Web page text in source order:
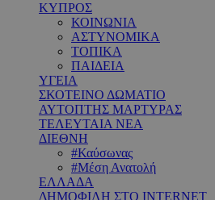
ΚΥΠΡΟΣ
ΚΟΙΝΩΝΙΑ
ΑΣΤΥΝΟΜΙΚΑ
ΤΟΠΙΚΑ
ΠΑΙΔΕΙΑ
ΥΓΕΙΑ
ΣΚΟΤΕΙΝΟ ΔΩΜΑΤΙΟ
ΑΥΤΟΠΤΗΣ ΜΑΡΤΥΡΑΣ
ΤΕΛΕΥΤΑΙΑ ΝΕΑ
ΔΙΕΘΝΗ
#Καύσωνας
#Μέση Ανατολή
ΕΛΛΑΔΑ
ΔΗΜΟΦΙΛΗ ΣΤΟ INTERNET